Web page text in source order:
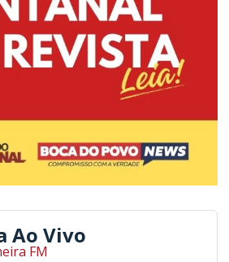
Ao Vivo
FM